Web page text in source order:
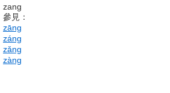
zang
參見：
zāng
záng
zǎng
zàng